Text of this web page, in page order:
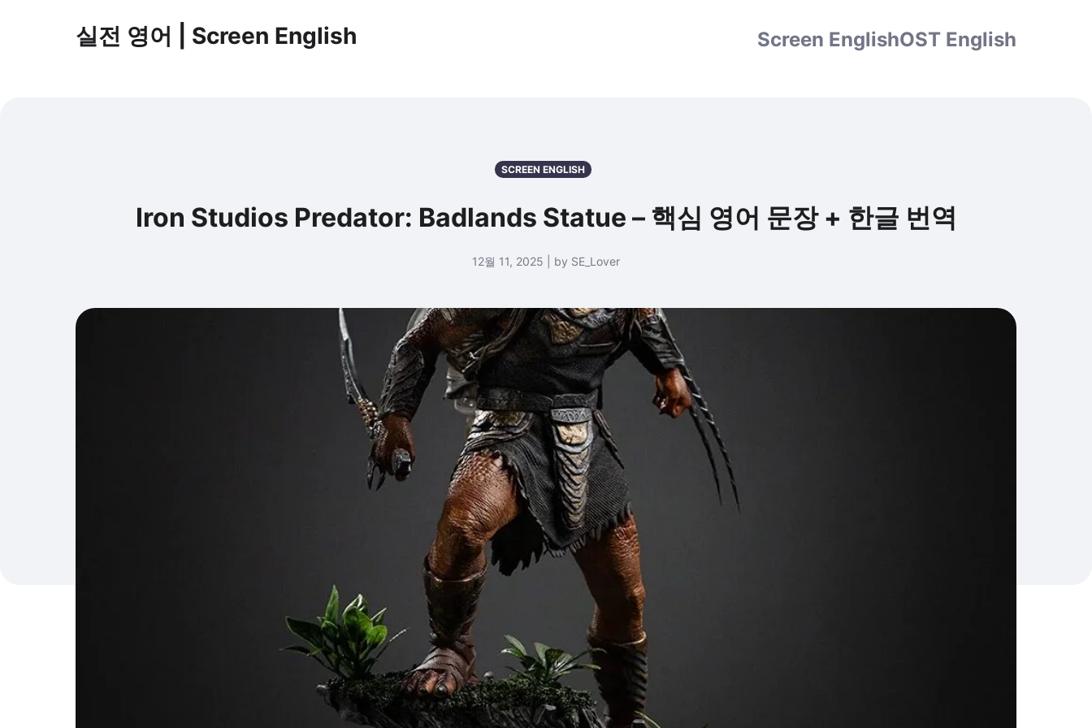
실전 영어 | Screen English Screen EnglishOST English
SCREEN ENGLISH
Iron Studios Predator: Badlands Statue – 핵심 영어 문장 + 한글 번역
12월 11, 2025 | by SE_Lover